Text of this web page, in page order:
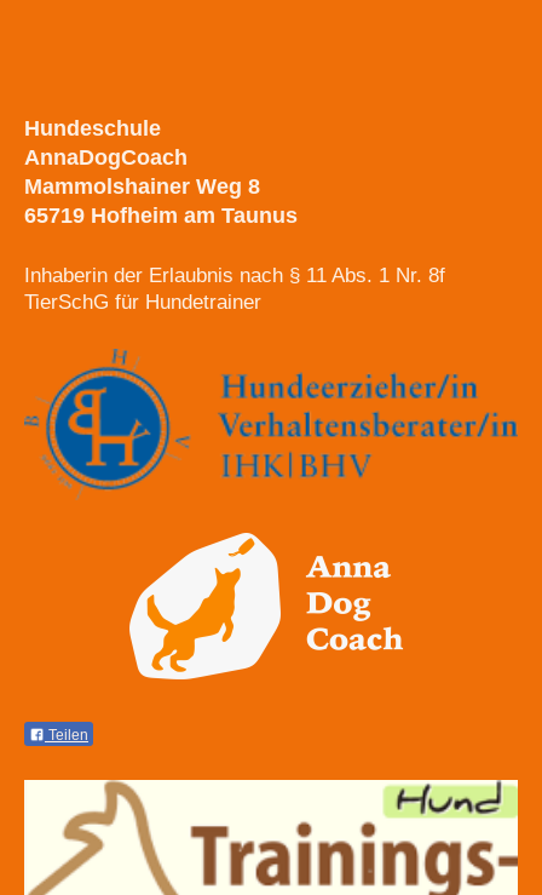
Hundeschule
AnnaDogCoach
Mammolshainer Weg 8
65719 Hofheim am Taunus
Inhaberin der Erlaubnis nach § 11 Abs. 1 Nr. 8f
TierSchG für Hundetrainer
Teilen